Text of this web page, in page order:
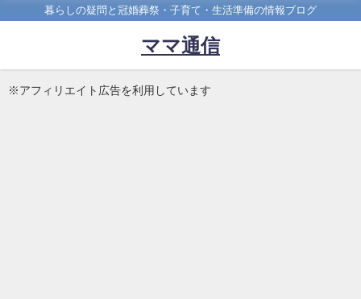
暮らしの疑問と冠婚葬祭・子育て・生活準備の情報ブログ
ママ通信
※アフィリエイト広告を利用しています